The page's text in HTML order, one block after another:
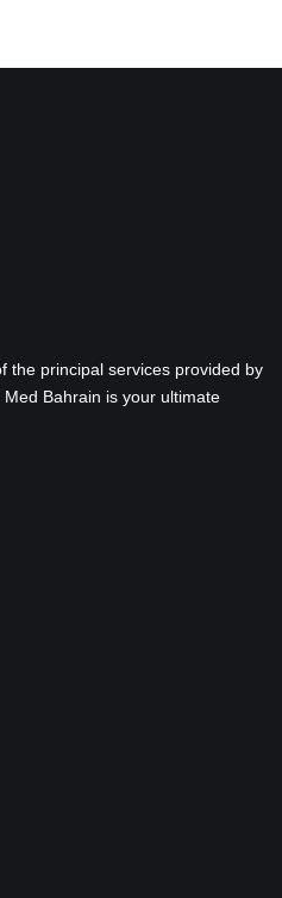
the principal services provided by
Bahrain is your ultimate